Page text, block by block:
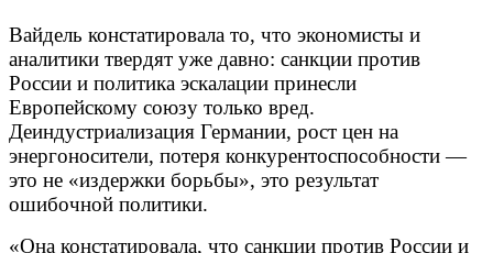
Вайдель констатировала то, что экономисты и
аналитики твердят уже давно: санкции против
России и политика эскалации принесли
Европейскому союзу только вред.
Деиндустриализация Германии, рост цен на
энергоносители, потеря конкурентоспособности —
это не «издержки борьбы», это результат
ошибочной политики.
«Она констатировала, что санкции против России и